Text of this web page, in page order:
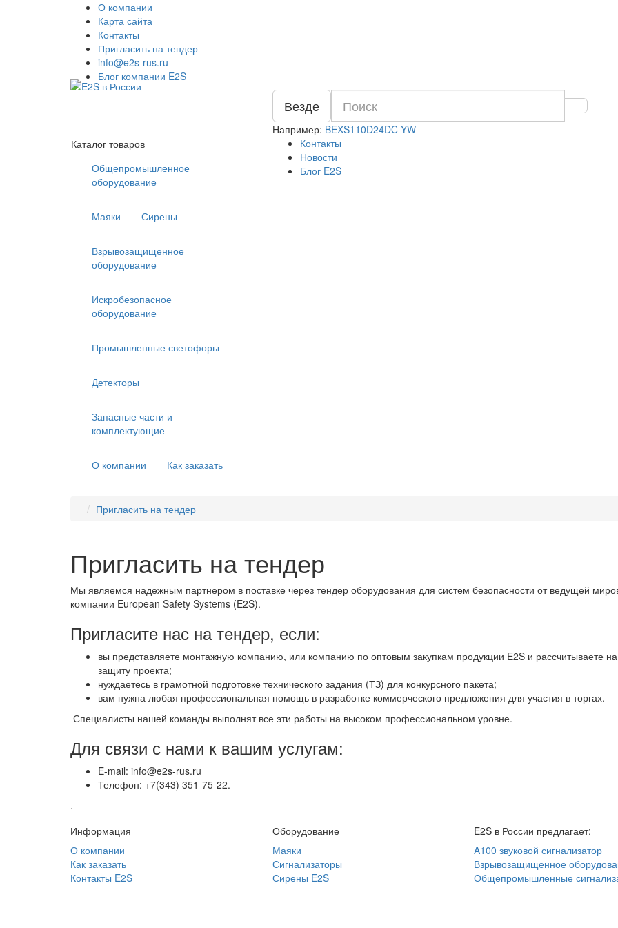
О компании
Карта сайта
Контакты
Пригласить на тендер
info@e2s-rus.ru
Блог компании E2S
Везде
Например: BEXS110D24DC-YW
Контакты
Новости
Блог E2S
Каталог товаров
Общепромышленное
оборудование
Маяки Сирены
Взрывозащищенное
оборудование
Искробезопасное
оборудование
Промышленные светофоры
Детекторы
Запасные части и
комплектующие
О компании Как заказать
Пригласить на тендер
Пригласить на тендер
Мы являемся надежным партнером в поставке через тендер оборудования для систем безопасности от ведущей
компании European Safety Systems (E2S).
Пригласите нас на тендер, если:
вы представляете монтажную компанию, или компанию по оптовым закупкам продукции E2S и рассчитываете
защиту проекта;
нуждаетесь в грамотной подготовке технического задания (ТЗ) для конкурсного пакета;
вам нужна любая профессиональная помощь в разработке коммерческого предложения для участия в торгах.
Специалисты нашей команды выполнят все эти работы на высоком профессиональном уровне.
Для связи с нами к вашим услугам:
E-mail: info@e2s-rus.ru
Телефон: +7(343) 351-75-22.
.
Информация
О компании
Как заказать
Контакты E2S
Оборудование
Маяки
Сигнализаторы
Сирены E2S
E2S в России предлагает:
A100 звуковой сигнализатор
Взрывозащищенное
Общепромышленные